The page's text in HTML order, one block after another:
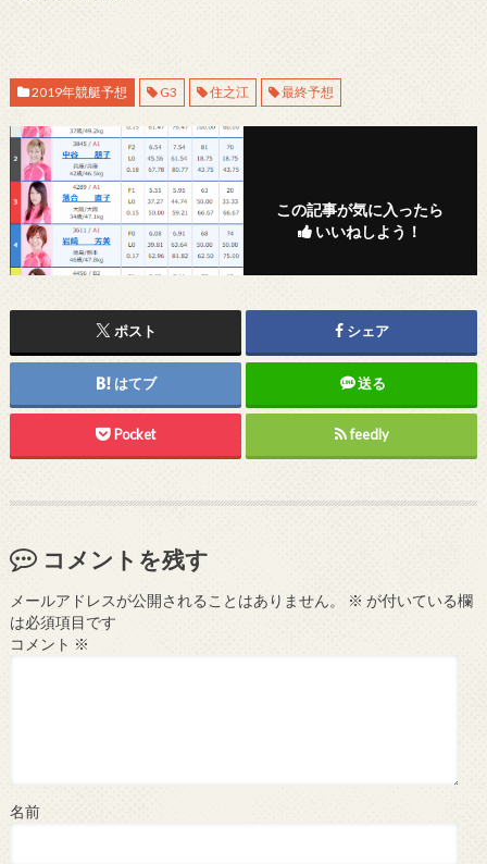
2019年競艇予想 G3 住之江 最終予想
この記事が気に入ったら
いいねしよう！
ポスト シェア
はてブ 送る
Pocket feedly
コメントを残す
メールアドレスが公開されることはありません。 ※ が付いている欄
は必須項目です
コメント ※
名前